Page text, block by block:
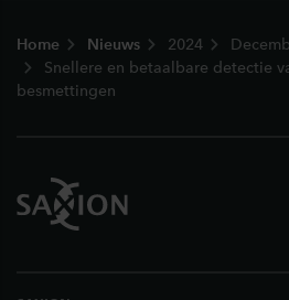
Home Nieuws 2024
Snellere en betaalbare detectie
besmettingen